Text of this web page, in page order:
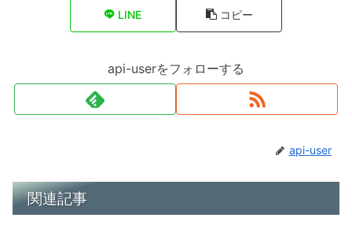
LINE コピー
api-userをフォローする
api-user
関連記事